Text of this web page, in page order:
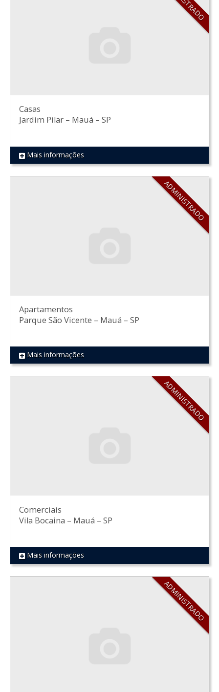
REF 538
Casas
Jardim Pilar – Mauá – SP
Mais informações
ADMINISTRADO
REF 539
Apartamentos
Parque São Vicente – Mauá – SP
Mais informações
ADMINISTRADO
REF 540
Comerciais
Vila Bocaina – Mauá – SP
Mais informações
ADMINISTRADO